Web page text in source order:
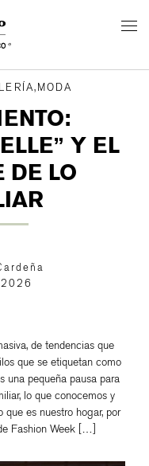
Y EL
DE LO
de tendencias que
que se etiquetan como
una pequeña pausa para
lo que conocemos y
que es nuestro hogar, por
Fashion Week […]